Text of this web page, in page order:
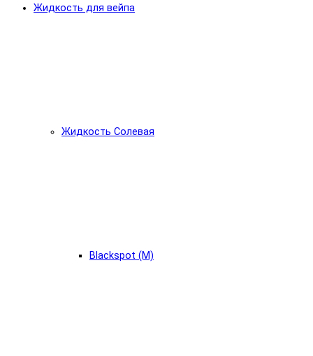
Жидкость для вейпа
Жидкость Солевая
Blackspot (М)